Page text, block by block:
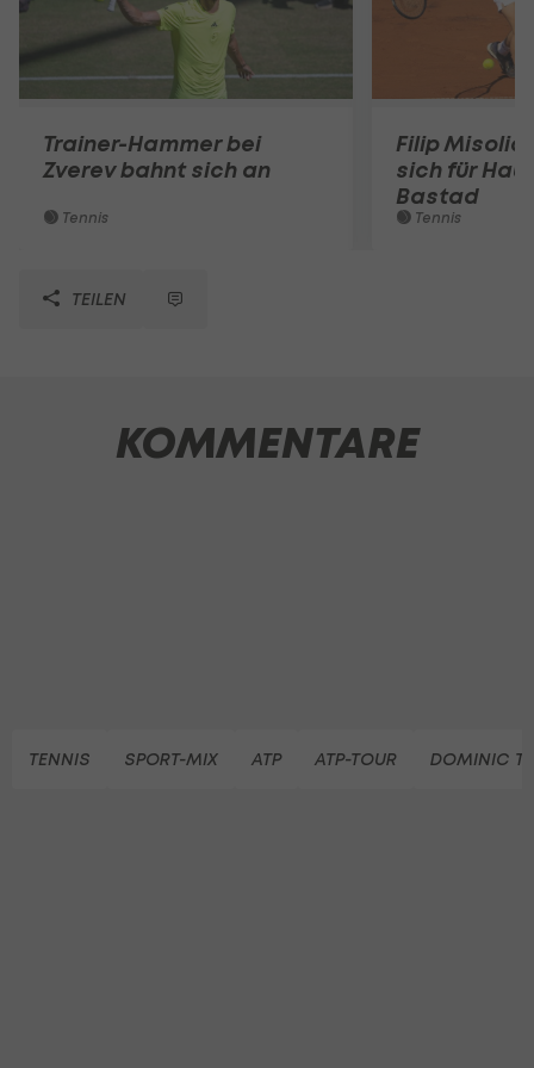
Trainer-Hammer bei
Zverev bahnt sich an
Tennis
Filip
sich für
Bastad
Tennis
TEILEN
KOMMENTARE
TENNIS SPORT-MIX ATP ATP-TOUR DOMINIC